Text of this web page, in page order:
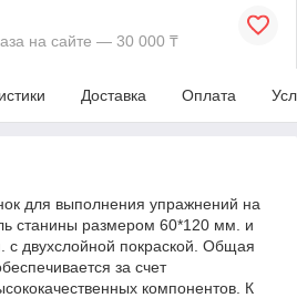
на сайте — 30 000 ₸
Доставка Оплата
для выполнения упражнений на
станины размером 60*120 мм. и
двухслойной покраской. Общая
за счет
компонентов. К